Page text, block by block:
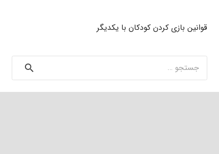
قوانین بازی کردن کودکان با یکدیگر
برای: